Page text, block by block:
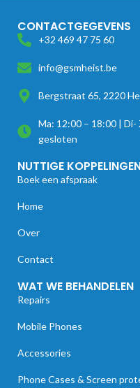
CONTACTGEGEVENS
+32 469 47 75 60
info@gsmheist.be
Bergstraat 65, 2220
Ma: 12:00 – 18:00 |
gesloten
NUTTIGE
Boek een afspraak
Home
Over
Contact
WAT WE BEHANDELEN
Repairs
Mobile Phones
Accessories
Phone Cases & Screen